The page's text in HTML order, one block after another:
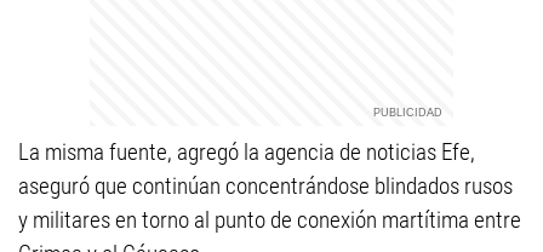
La misma fuente, agregó la agencia de noticias Efe,
aseguró que continúan concentrándose blindados rusos
y militares en torno al punto de conexión martítima entre